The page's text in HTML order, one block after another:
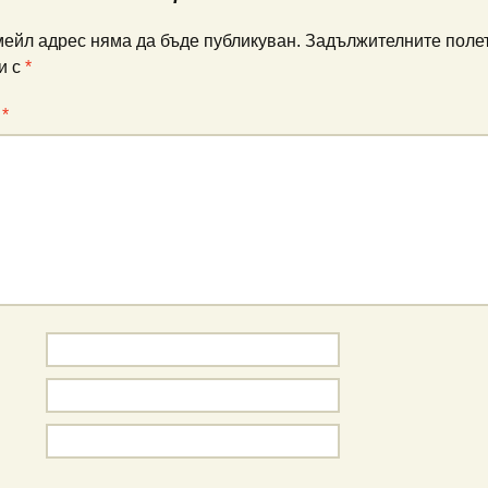
адрес няма да бъде публикуван. Задължителните
с *
*